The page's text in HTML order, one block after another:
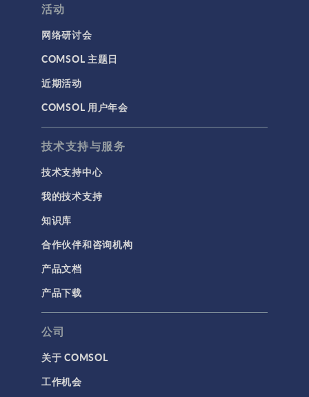
基于方程建模
安装与许可证管理
建模工具和定义
材料
物理场接口
用户界面
研究与求解器
简介
结果与可视化
网格
集群计算和云计算
3D 打印
AC/DC 模块
活动
网络研讨会
COMSOL 主题日
近期活动
COMSOL 用户年会
技术支持与服务
技术支持中心
我的技术支持
知识库
合作伙伴和咨询机构
产品文档
产品下载
公司
关于 COMSOL
工作机会